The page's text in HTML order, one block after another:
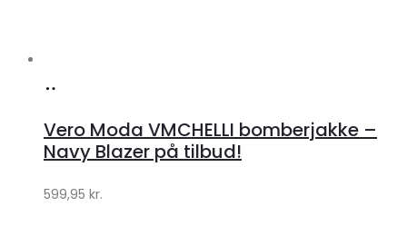
Klædeskabet.dk
Vero Moda VMCHELLI bomberjakke –
Navy Blazer på tilbud!
599,95 kr.